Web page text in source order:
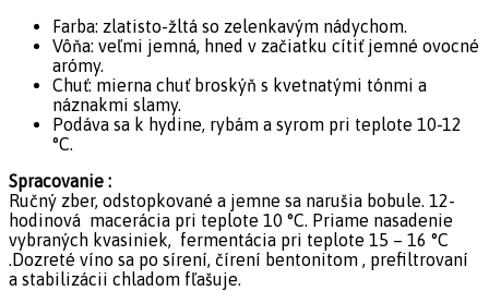
Farba: zlatisto-žltá so zelenkavým nádychom.
Vôňa: veľmi jemná, hned v začiatku cítiť jemné ovocné
arómy.
Chuť: mierna chuť broskýň s kvetnatými tónmi a
náznakmi slamy.
Podáva sa k hydine, rybám a syrom pri teplote 10-12
°C.
Spracovanie :
Ručný zber, odstopkované a jemne sa narušia bobule. 12-
hodinová macerácia pri teplote 10 °C. Priame nasadenie
vybraných kvasiniek, fermentácia pri teplote 15 – 16 °C
.Dozreté víno sa po sírení, čírení bentonitom , prefiltrovaní
a stabilizácii chladom fľašuje.